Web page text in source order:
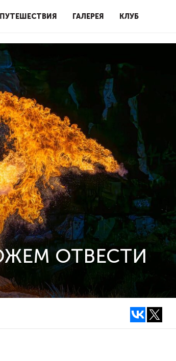
ПУТЕШЕСТВИЯ ГАЛЕРЕЯ КЛУБ
ОТВЕСТИ